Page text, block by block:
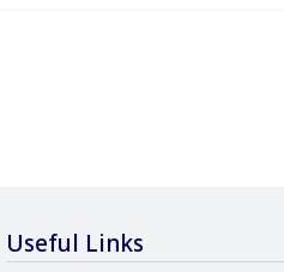
Useful Links